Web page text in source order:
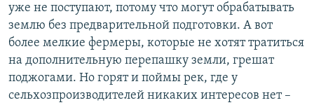
уже не поступают, потому что могут обрабатывать
землю без предварительной подготовки. А вот
более мелкие фермеры, которые не хотят тратиться
на дополнительную перепашку земли, грешат
поджогами. Но горят и поймы рек, где у
сельхозпроизводителей никаких интересов нет –